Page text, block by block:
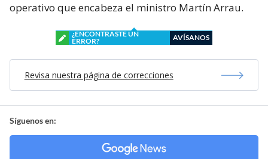
operativo que encabeza el ministro Martín Arrau.
¿ENCONTRASTE UN
ERROR?
AVÍSANOS
Revisa nuestra página de correcciones
Síguenos en: